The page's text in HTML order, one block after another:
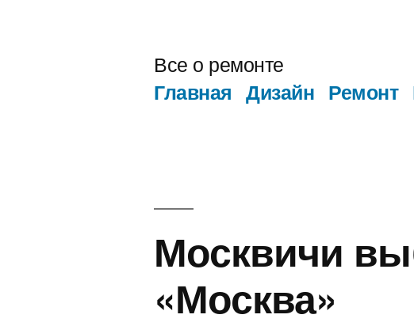
Все о ремонте
Главная Дизайн Ремонт
Москвичи
«Москва»